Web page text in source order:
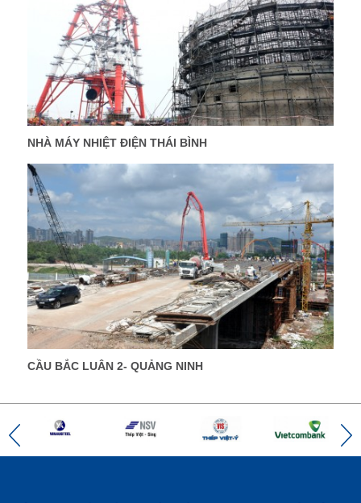
NHÀ MÁY NHIỆT ĐIỆN THÁI BÌNH
CẦU BẮC LUÂN 2- QUẢNG NINH